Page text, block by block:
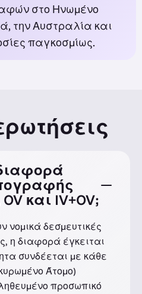
στο Ηνωμένο
την Αυστραλία και
παγκοσμίως.
και IV+OV;
νομικά δεσμευτικές
η διαφορά έγκειται
συνδέεται με κάθε
Άτομο)
προσωπικό